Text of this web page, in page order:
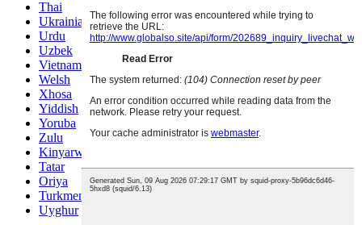
Thai
Ukrainian
Urdu
Uzbek
Vietnamese
Welsh
Xhosa
Yiddish
Yoruba
Zulu
Kinyarwanda
Tatar
Oriya
Turkmen
Uyghur